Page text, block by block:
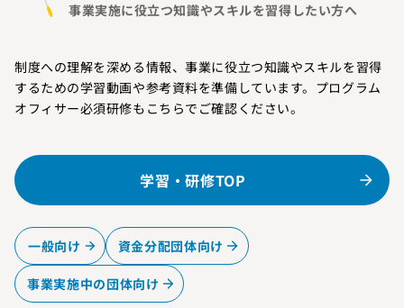
事業実施に役立つ知識やスキルを習得したい方へ
制度への理解を深める情報、事業に役立つ知識やスキルを習得
するための学習動画や参考資料を準備しています。プログラム
オフィサー必須研修もこちらでご確認ください。
学習・研修TOP
一般向け 資金分配団体向け
事業実施中の団体向け